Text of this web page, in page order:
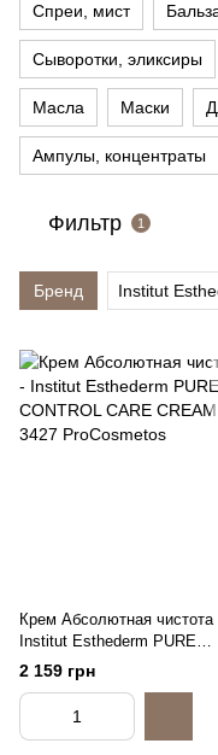
Спреи, мист
Сыворотки, эликсиры
Масла Маски
Ампулы, концентраты
Фильтр 1
Бренд Institut
Крем Абсолютная чистота
Institut Esthederm PURE
CONTROL CARE CREAM,
2 159 грн